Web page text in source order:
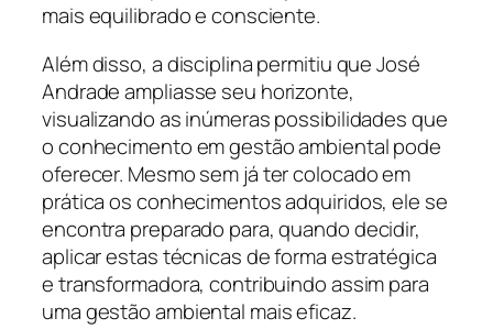
mais equilibrado e consciente.
Além disso, a disciplina permitiu que José
Andrade ampliasse seu horizonte,
visualizando as inúmeras possibilidades que
o conhecimento em gestão ambiental pode
oferecer. Mesmo sem já ter colocado em
prática os conhecimentos adquiridos, ele se
encontra preparado para, quando decidir,
aplicar estas técnicas de forma estratégica
e transformadora, contribuindo assim para
uma gestão ambiental mais eficaz.